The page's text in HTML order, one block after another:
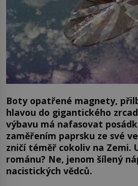
Boty opatřené magnety,
hlavou do gigantického
výbavu má nafasovat
zaměřením paprsku ze své
zničí téměř cokoliv na Zemi.
románu? Ne, jenom šílený
nacistických vědců.